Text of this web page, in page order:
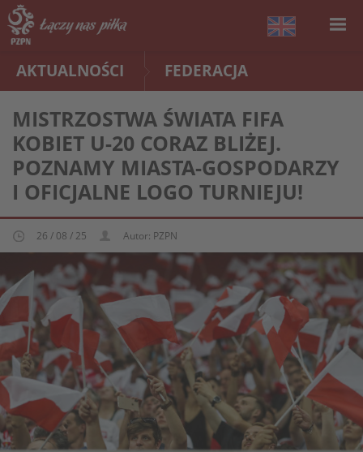
AKTUALNOŚCI FEDERACJA
MISTRZOSTWA ŚWIATA FIFA
KOBIET U-20 CORAZ BLIŻEJ.
POZNAMY MIASTA-GOSPODARZY
I OFICJALNE LOGO TURNIEJU!
26 / 08 / 25 Autor: PZPN